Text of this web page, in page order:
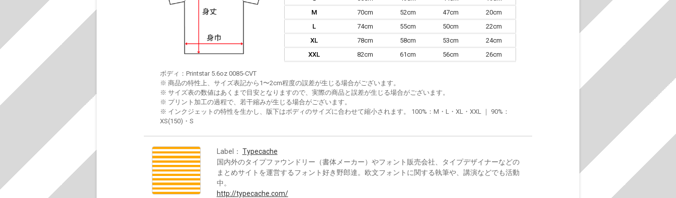
M
70cm 52cm 47cm
20cm
L
74cm 55cm 50cm
22cm
XL
78cm 58cm 53cm
24cm
XXL
82cm 61cm 56cm 26cm
ボディ：Printstar 5.6oz 0085-CVT
※ 商品の特性上、サイズ表記から1〜2cm程度の誤差が生じる場合がございます。
※ サイズ表の数値はあくまで目安となりますので、実際の商品と誤差が生じる場合がございます。
※ プリント加工の過程で、若干縮みが生じる場合がございます。
※ インクジェットの特性を生かし、版下はボディのサイズに合わせて縮小されます。 100%：M・L・XL・XXL ｜ 90%：
XS(150)・S
Label： Typecache
国内外のタイプファウンドリー（書体メーカー）やフォント販売会社、タイプデザイナーなどの
まとめサイトを運営するフォント好き野郎達。欧文フォントに関する執筆や、講演などでも活動
中。
http://typecache.com/